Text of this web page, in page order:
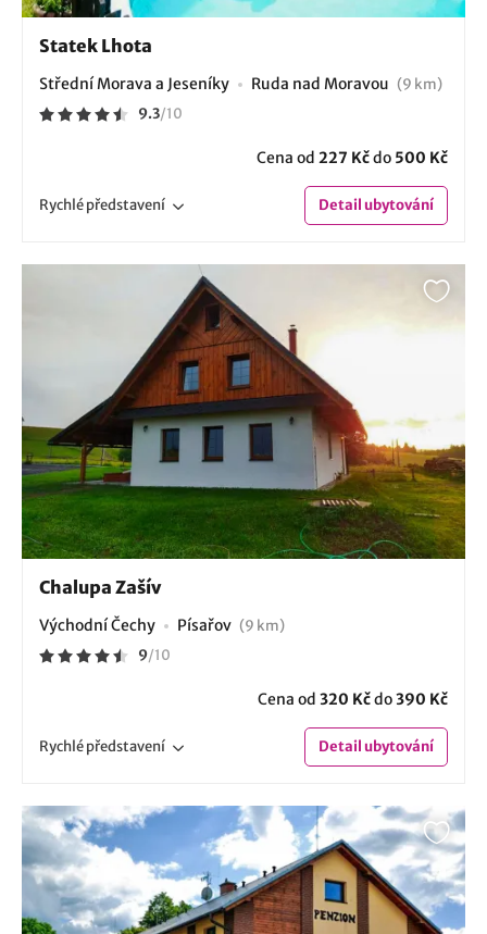
Statek Lhota
Střední Morava a Jeseníky Ruda nad Moravou (9 km)
9.3/10
Cena od 227 Kčdo 500 Kč
Rychlépředstavení Detailubytování
Chalupa Zašív
Východní Čechy Písařov (9 km)
9/10
Cena od 320 Kčdo390 Kč
Rychlépředstavení Detailubytování